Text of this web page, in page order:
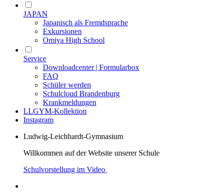
JAPAN
Japanisch als Fremdsprache
Exkursionen
Omiya High School
Service
Downloadcenter | Formularbox
FAQ
Schüler werden
Schulcloud Brandenburg
Krankmeldungen
LLGYM-Kollektion
Instagram
Ludwig-Leichhardt-Gymnasium
Willkommen auf der Website unserer Schule
Schulvorstellung im Video